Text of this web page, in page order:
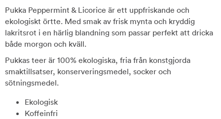
Pukka Peppermint & Licorice är ett uppfriskande och
ekologiskt örtte. Med smak av frisk mynta och kryddig
lakritsrot i en härlig blandning som passar perfekt att dricka
både morgon och kväll.
Pukkas teer är 100% ekologiska, fria från konstgjorda
smaktillsatser, konserveringsmedel, socker och
sötningsmedel.
Ekologisk
Koffeinfri